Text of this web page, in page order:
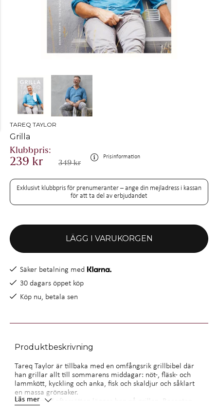
TAREQ TAYLOR
Grilla
239 kr 349 kr
Prisinformation
Exklusivt klubbpris för prenumeranter – ange din mejladress i kassan
för att ta del av erbjudandet
LÄGG I VARUKORGEN
Säker betalning med
30 dagars öppet köp
Köp nu, betala sen
Produktbeskrivning
Tareq Taylor är tillbaka med en omfångsrik grillbibel där
han grillar allt till sommarens middagar: nöt-, fläsk- och
lammkött, kyckling och anka, fisk och skaldjur och såklart
en massa grönsaker.
Till och med efterrätten lägger han på grillen. Recepten
Läs mer